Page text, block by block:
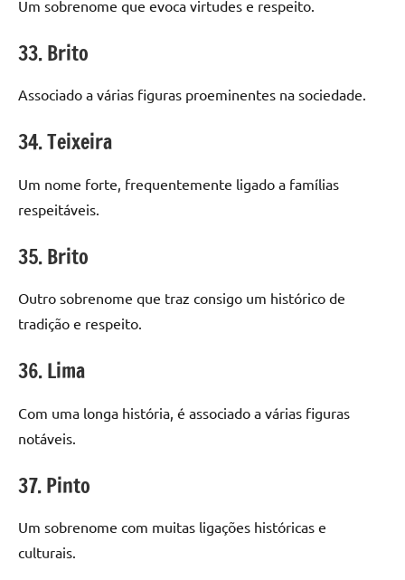
Um sobrenome que evoca virtudes e respeito.
33. Brito
Associado a várias figuras proeminentes na sociedade.
34. Teixeira
Um nome forte, frequentemente ligado a famílias
respeitáveis.
35. Brito
Outro sobrenome que traz consigo um histórico de
tradição e respeito.
36. Lima
Com uma longa história, é associado a várias figuras
notáveis.
37. Pinto
Um sobrenome com muitas ligações históricas e
culturais.